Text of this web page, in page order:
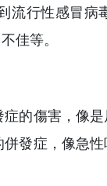
流行性感冒
佳等。
的傷害，像
發症，像急